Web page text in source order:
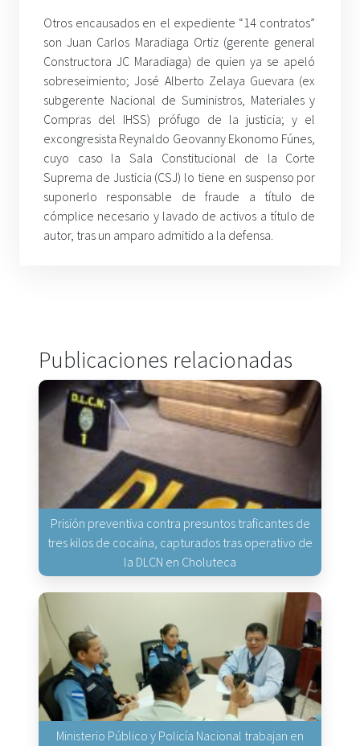
Otros encausados en el expediente “14 contratos”
son Juan Carlos Maradiaga Ortiz (gerente general
Constructora JC Maradiaga) de quien ya se apeló
sobreseimiento; José Alberto Zelaya Guevara (ex
subgerente Nacional de Suministros, Materiales y
Compras del IHSS) prófugo de la justicia; y el
excongresista Reynaldo Geovanny Ekonomo Fúnes,
cuyo caso la Sala Constitucional de la Corte
Suprema de Justicia (CSJ) lo tiene en suspenso por
suponerlo responsable de fraude a título de
cómplice necesario y lavado de activos a título de
autor, tras un amparo admitido a la defensa.
Publicaciones relacionadas
Prisión preventiva contra presuntos traficantes de
tres kilos de cocaína, capturados tras operativo de
la DLCN en Choluteca
Ministerio Público y Policía Nacional trabajan en